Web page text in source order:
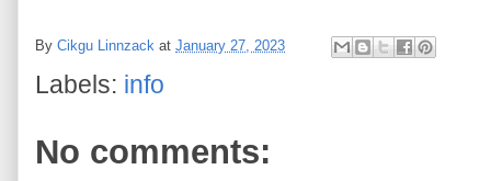
By Cikgu Linnzack at January 27, 2023
Labels: info
No comments: